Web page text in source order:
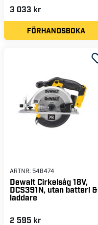
3 033 kr
FÖRHANDSBOKA
ARTNR: 548474
Dewalt Cirkelsåg 18V,
DCS391N, utan batteri &
laddare
2 595 kr